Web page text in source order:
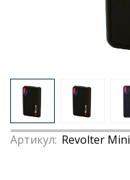
Артикул: Revolter Mini